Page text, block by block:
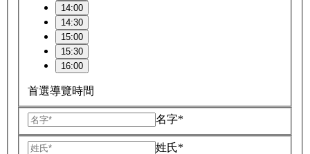
14:00
14:30
15:00
15:30
16:00
首選導覽時間
名字*
姓氏*